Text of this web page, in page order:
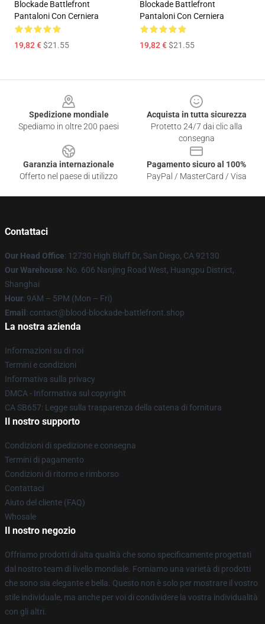
Blockade Battlefront
Pantaloni Con Cerniera
19,82 €$21.55
Blockade Battlefront
Pantaloni Con Cerniera
19,82 €$21.55
Spedizione mondiale
Spediamo in oltre 200 paesi
Acquista in tutta sicurezza
Protetto 24/7 dai clic alla
consegna
Garanzia internazionale
Offerto nel paese di utilizzo
Pagamento sicuro al 100%
PayPal / MasterCard / Visa
Contattaci
Our Head Office: 12730 High Bluff Dr, San Diego, CA 92130
Our Warehouse: No. 606 Nanjing Road West, Huangpu District,
Shanghai
Hour: 9AM – 5PM (Mon – Fri)
Email : contact@blood-blockade-battlefront.shop
La nostra azienda
Informazioni su di noi
Termini e condizioni
Informativa sulla privacy
DMCA - Informativa sul copyright
CA SB657: Legge sulla trasparenza della catena di fornitura
Il nostro supporto
Condizioni di spedizione e consegna
Termini di pagamento
Condizioni di ritorno e rimborso
Contattaci
Aiuto del cliente (FAQ)
Whosale
Il nostro negozio
Offriamo prodotti di alta qualità che sono specificamente progettati
dal nostro team di livello mondiale. Forniamo una varietà di prodotti
che sono sia elegante e bella. Questo non è solo per mostrare il vostro
stile individuale, ma anche per voi di condividere la vostra individualità
con gli altri.